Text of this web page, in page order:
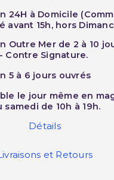
24H à Domicile
avant 15h, hors
Outre Mer de 2 à 10
Contre Signature.
5 à 6 jours ouvrés
le jour même en
samedi de 10h à 19h.
Détails
et Retours